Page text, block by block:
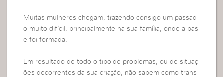
Muitas mulheres chegam, trazendo consigo um passad
o muito difícil, principalmente na sua família, onde a bas
e foi formada.
Em resultado de todo o tipo de problemas, ou de situaç
ões decorrentes da sua criação, não sabem como trans